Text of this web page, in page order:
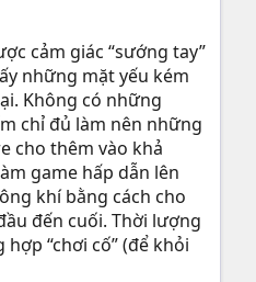
cảm giác “sướng tay”
những mặt yếu kém
Không có những
chỉ đủ làm nên những
cho thêm vào khả
game hấp dẫn lên
khí bằng cách cho
đến cuối. Thời lượng
“chơi cố” (để khỏi